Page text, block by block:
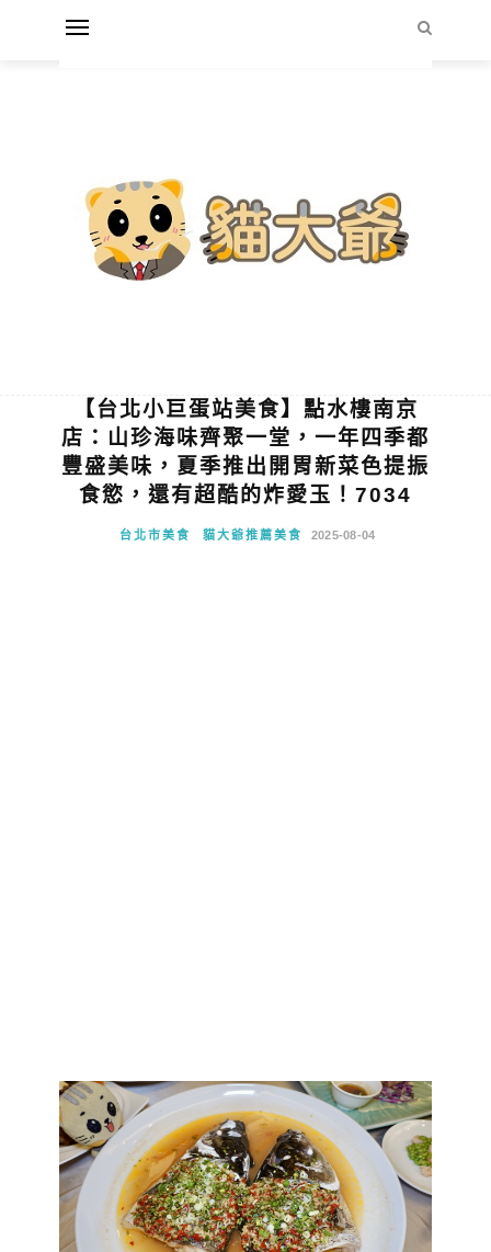
【台北小巨蛋站美食】點水樓南京
店：山珍海味齊聚一堂，一年四季都
豐盛美味，夏季推出開胃新菜色提振
食慾，還有超酷的炸愛玉！7034
台北市美食 貓大爺推薦美食 2025-08-04